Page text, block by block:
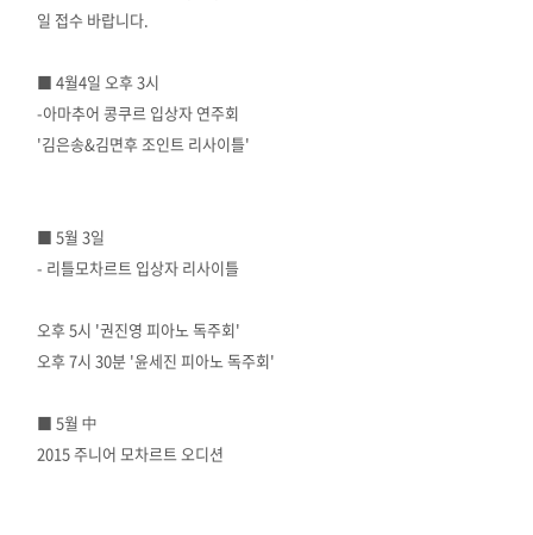
일 접수 바랍니다.
■ 4월4일 오후 3시
-아마추어 콩쿠르 입상자 연주회
'김은송&김면후 조인트 리사이틀'
■ 5월 3일
- 리틀모차르트 입상자 리사이틀
오후 5시 '권진영 피아노 독주회'
오후 7시 30분 '윤세진 피아노 독주회'
■ 5월 中
2015 주니어 모차르트 오디션